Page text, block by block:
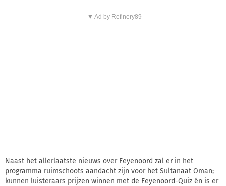
▼ Ad by Refinery89
Naast het allerlaatste nieuws over Feyenoord zal er in het
programma ruimschoots aandacht zijn voor het Sultanaat Oman;
kunnen luisteraars prijzen winnen met de Feyenoord-Quiz én is er